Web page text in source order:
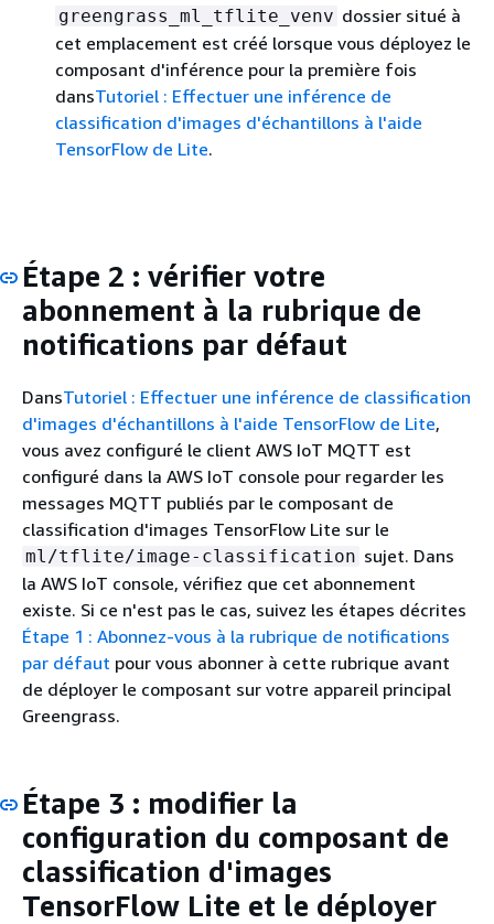
greengrass_ml_tflite_venv dossier situé à
cet emplacement est créé lorsque vous déployez le
composant d'inférence pour la première fois
dansTutoriel : Effectuer une inférence de
classification d'images d'échantillons à l'aide
TensorFlow de Lite.
Étape 2 : vérifier votre
abonnement à la rubrique de
notifications par défaut
DansTutoriel : Effectuer une inférence de classification
d'images d'échantillons à l'aide TensorFlow de Lite,
vous avez configuré le client AWS IoT MQTT est
configuré dans la AWS IoT console pour regarder les
messages MQTT publiés par le composant de
classification d'images TensorFlow Lite sur le
ml/tflite/image-classification sujet. Dans
la AWS IoT console, vérifiez que cet abonnement
existe. Si ce n'est pas le cas, suivez les étapes décrites
Étape 1 : Abonnez-vous à la rubrique de notifications
par défaut pour vous abonner à cette rubrique avant
de déployer le composant sur votre appareil principal
Greengrass.
Étape 3 : modifier la
configuration du composant de
classification d'images
TensorFlow Lite et le déployer